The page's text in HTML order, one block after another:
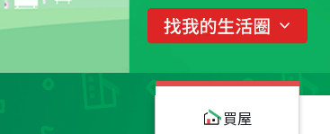
買屋